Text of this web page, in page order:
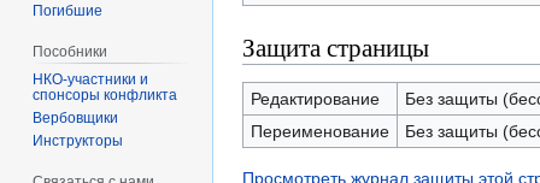
Защита страницы
Редактирование
Без защиты
Переименование
Без защиты
Просмотреть журнал защиты этой
Погибшие
Пособники
спонсоры конфликта
‏‎Вербовщики
Инструкторы